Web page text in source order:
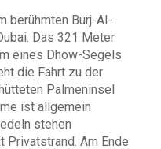
berühmten Burj-Al-
Das 321 Meter
eines Dhow-Segels
die Fahrt zu der
Palmeninsel
ist allgemein
stehen
Privatstrand. Am Ende